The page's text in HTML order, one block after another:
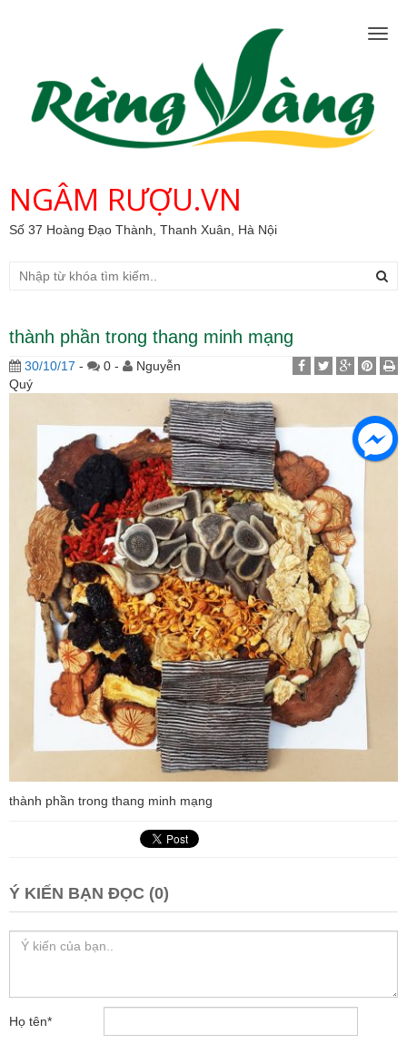
NGÂM RƯỢU.VN
Số 37 Hoàng Đạo Thành, Thanh Xuân, Hà Nội
thành phần trong thang minh mạng
30/10/17 - 0 -
Nguyễn
Quý
thành phần trong thang minh mạng
Ý KIẾN BẠN ĐỌC (0)
Họ tên*